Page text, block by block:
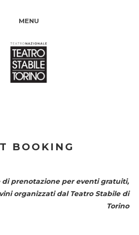
MENU
BOOKING
di prenotazione per eventi gratuiti,
organizzati dal Teatro Stabile di
Torino